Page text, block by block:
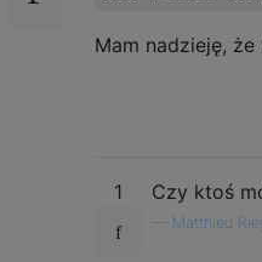
Mam nadzieję,
1 Czy ktoś
Matthieu